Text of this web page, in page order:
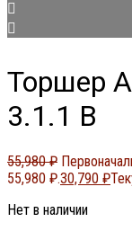
Торшер
3.1.1 B
55,980₽
55,980 ₽.30,790 ₽
Нет в наличии